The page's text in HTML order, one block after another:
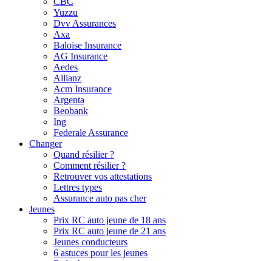
Yuzzu
Dvv Assurances
Axa
Baloise Insurance
AG Insurance
Aedes
Allianz
Acm Insurance
Argenta
Beobank
Ing
Federale Assurance
Changer
Quand résilier ?
Comment résilier ?
Retrouver vos attestations
Lettres types
Assurance auto pas cher
Jeunes
Prix RC auto jeune de 18 ans
Prix RC auto jeune de 21 ans
Jeunes conducteurs
6 astuces pour les jeunes